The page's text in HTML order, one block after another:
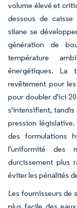
volume élevé et
dessous de
silane se
génération de
température
énergétiques. La
revêtement pour
pour doubler d'ici
s'intensifient, tandis
pression
des formulations
l'uniformité des
durcissement plus
éviter les pénalités
Les fournisseurs de